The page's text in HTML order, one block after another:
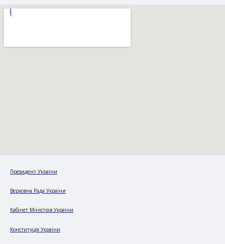
Президент України
Верховна Рада України
Кабінет Міністрів України
Конституція України